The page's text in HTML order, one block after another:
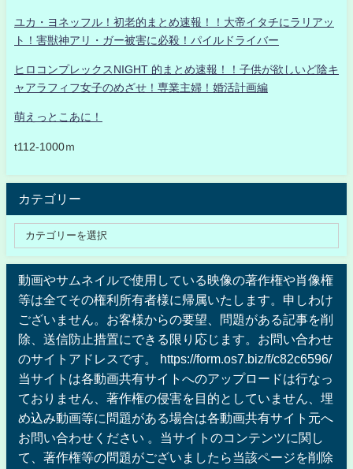
ユカ・ヨネッフル！初老的まとめ速報！！大帝イタチにラリアッ
ト！害獣神アリ・ガー被害に必殺！パイルドライバー
ヒロコンプレックスNIGHT 的まとめ速報！！子供が欲しいど陰キ
ャアラフィフ女子のめざせ！専業主婦！婚活計画編
萌えっとこあに！
t112-1000ｍ
カテゴリー
動画やサムネイルで使用している映像の著作権や肖像権
等は全てその権利所有者様に帰属いたします。申しわけ
ございません。お客様からの要望、問題がある記事を削
除、送信防止措置にできる限り応じます。お問い合わせ
のサイトアドレスです。 https://form.os7.biz/f/c82c6596/
当サイトは各動画共有サイトへのアップロードは行なっ
ておりません、著作権の侵害を目的としていません、埋
め込み動画等に問題がある場合は各動画共有サイト元へ
お問い合わせください 。当サイトのコンテンツに関し
て、著作権等の問題がございましたら当該ページを削除